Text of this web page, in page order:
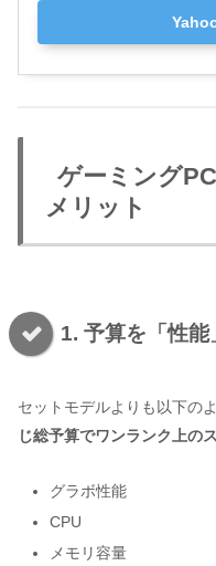
ゲーミング
メリット
1. 予算を「性
セットモデルよりも以下の
じ総予算でワンランク上の
グラボ性能
CPU
メモリ容量